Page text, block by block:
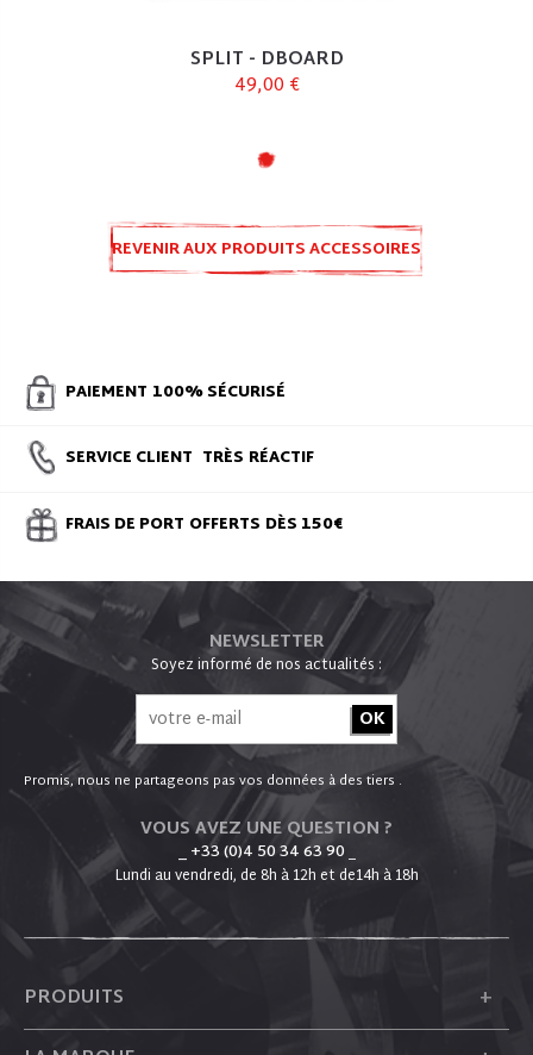
SPLIT - DBOARD
49,00 €
REVENIR AUX PRODUITS ACCESSOIRES
PAIEMENT 100% SÉCURISÉ
SERVICE CLIENT TRÈS RÉACTIF
FRAIS DE PORT OFFERTS DÈS 150€
NEWSLETTER
Soyez informé de nos actualités :
Promis, nous ne partageons pas vos données à des tiers .
VOUS AVEZ UNE QUESTION ?
_ +33 (0)4 50 34 63 90_
Lundi au vendredi, de 8h à 12h et de14h à 18h
PRODUITS +